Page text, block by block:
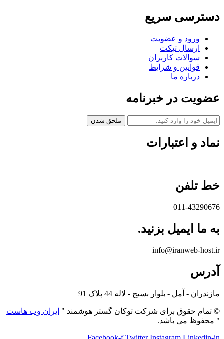
دسترسی سریع
ورود و عضویت
ارسال تیکت
سوالات کاربران
قوانین و شرایط
درباره ما
عضویت در خبرنامه
ملحق شدن
نماد و اعتبارات
خط تلفن
011-43290676
به ما ایمیل بزنید.
info@iranweb-host.ir
آدرس
مازندران - آمل - بلوار بسیج - لاله 44 پلاک 91
© تمام حقوق برای شرکت توکان گستر هوشمند " ایران وب هاست
" محفوظ می باشد.